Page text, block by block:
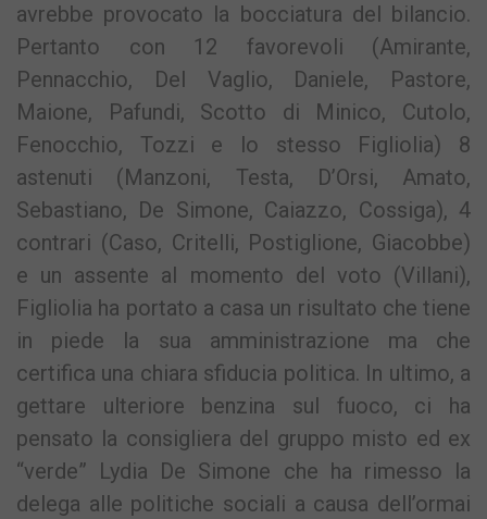
avrebbe provocato la bocciatura del bilancio.
Pertanto con 12 favorevoli (Amirante,
Pennacchio, Del Vaglio, Daniele, Pastore,
Maione, Pafundi, Scotto di Minico, Cutolo,
Fenocchio, Tozzi e lo stesso Figliolia) 8
astenuti (Manzoni, Testa, D’Orsi, Amato,
Sebastiano, De Simone, Caiazzo, Cossiga), 4
contrari (Caso, Critelli, Postiglione, Giacobbe)
e un assente al momento del voto (Villani),
Figliolia ha portato a casa un risultato che tiene
in piede la sua amministrazione ma che
certifica una chiara sfiducia politica. In ultimo, a
gettare ulteriore benzina sul fuoco, ci ha
pensato la consigliera del gruppo misto ed ex
“verde” Lydia De Simone che ha rimesso la
delega alle politiche sociali a causa dell’ormai